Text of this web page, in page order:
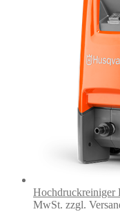
Hochdruckreiniger
MwSt. zzgl.